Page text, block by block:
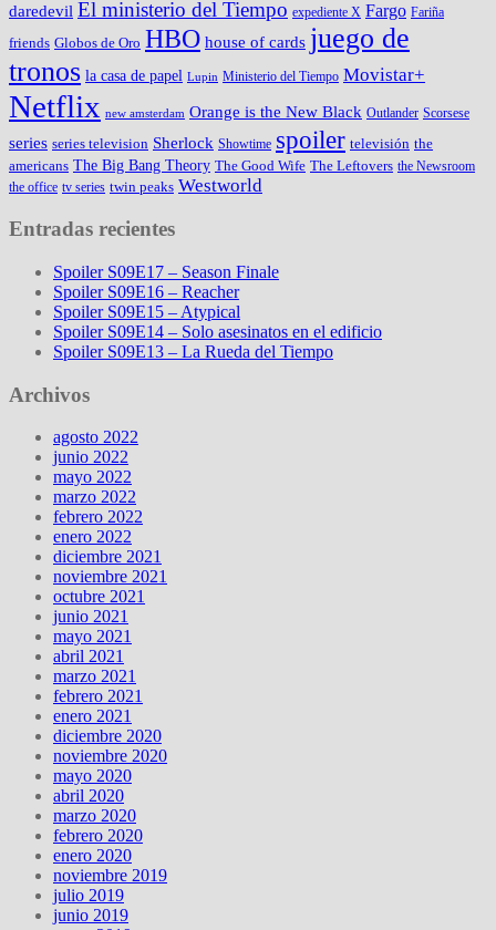
daredevil El ministerio del Tiempo expediente X Fargo Fariña
friends Globos de Oro HBO house of cards juego de
tronos la casa de papel Lupin Ministerio del Tiempo Movistar+
Netflix new amsterdam Orange is the New Black Outlander Scorsese
series series television Sherlock Showtime spoiler televisión the
americans The Big Bang Theory The Good Wife The Leftovers the Newsroom
the office tv series twin peaks Westworld
Entradas recientes
Spoiler S09E17 – Season Finale
Spoiler S09E16 – Reacher
Spoiler S09E15 – Atypical
Spoiler S09E14 – Solo asesinatos en el edificio
Spoiler S09E13 – La Rueda del Tiempo
Archivos
agosto 2022
junio 2022
mayo 2022
marzo 2022
febrero 2022
enero 2022
diciembre 2021
noviembre 2021
octubre 2021
junio 2021
mayo 2021
abril 2021
marzo 2021
febrero 2021
enero 2021
diciembre 2020
noviembre 2020
mayo 2020
abril 2020
marzo 2020
febrero 2020
enero 2020
noviembre 2019
julio 2019
junio 2019